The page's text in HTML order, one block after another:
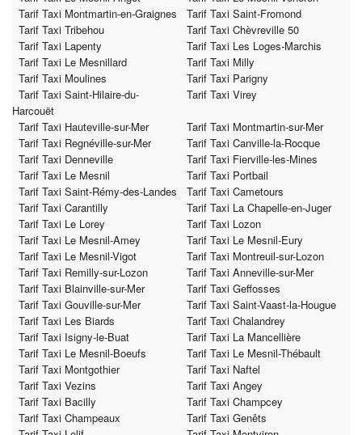
Tarif Taxi Montmartin-en-Graignes
Tarif Taxi Saint-Fromond
Tarif Taxi Tribehou
Tarif Taxi Chèvreville 50
Tarif Taxi Lapenty
Tarif Taxi Les Loges-Marchis
Tarif Taxi Le Mesnillard
Tarif Taxi Milly
Tarif Taxi Moulines
Tarif Taxi Parigny
Tarif Taxi Saint-Hilaire-du-
Harcouët
Tarif Taxi Virey
Tarif Taxi Hauteville-sur-Mer
Tarif Taxi Montmartin-sur-Mer
Tarif Taxi Regnéville-sur-Mer
Tarif Taxi Canville-la-Rocque
Tarif Taxi Denneville
Tarif Taxi Fierville-les-Mines
Tarif Taxi Le Mesnil
Tarif Taxi Portbail
Tarif Taxi Saint-Rémy-des-Landes
Tarif Taxi Cametours
Tarif Taxi Carantilly
Tarif Taxi La Chapelle-en-Juger
Tarif Taxi Le Lorey
Tarif Taxi Lozon
Tarif Taxi Le Mesnil-Amey
Tarif Taxi Le Mesnil-Eury
Tarif Taxi Le Mesnil-Vigot
Tarif Taxi Montreuil-sur-Lozon
Tarif Taxi Remilly-sur-Lozon
Tarif Taxi Anneville-sur-Mer
Tarif Taxi Blainville-sur-Mer
Tarif Taxi Geffosses
Tarif Taxi Gouville-sur-Mer
Tarif Taxi Saint-Vaast-la-Hougue
Tarif Taxi Les Biards
Tarif Taxi Chalandrey
Tarif Taxi Isigny-le-Buat
Tarif Taxi La Mancellière
Tarif Taxi Le Mesnil-Boeufs
Tarif Taxi Le Mesnil-Thébault
Tarif Taxi Montgothier
Tarif Taxi Naftel
Tarif Taxi Vezins
Tarif Taxi Angey
Tarif Taxi Bacilly
Tarif Taxi Champcey
Tarif Taxi Champeaux
Tarif Taxi Genêts